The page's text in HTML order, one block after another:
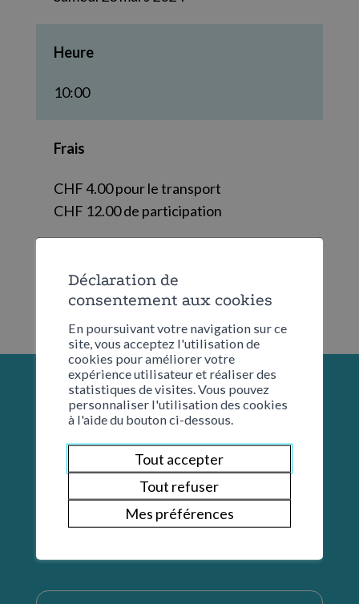
Heure
10:00
Frais
CHF 4.00 pour le transport
CHF 12.00 de participation
Restons en contact
Nom
Déclaration de
consentement aux cookies
En poursuivant votre navigation sur ce
site, vous acceptez l'utilisation de
cookies pour améliorer votre
expérience utilisateur et réaliser des
statistiques de visites. Vous pouvez
personnaliser l'utilisation des cookies
à l'aide du bouton ci-dessous.
Tout accepter
Tout refuser
Mes préférences